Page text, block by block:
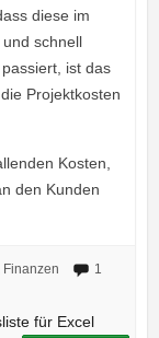
diese im
schnell
ist das
Projektkosten
Kosten,
den Kunden
Finanzen
1
für Excel